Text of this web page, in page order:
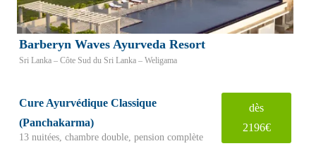
Barberyn Waves Ayurveda Resort
Sri Lanka – Côte Sud du Sri Lanka – Weligama
Cure Ayurvédique Classique
(Panchakarma)
13 nuitées, chambre double, pension complète
dès
2196€